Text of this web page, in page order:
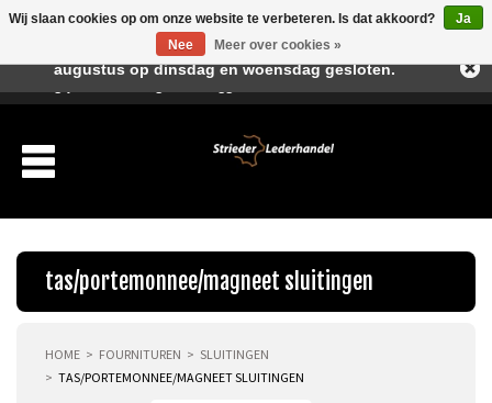
tas/portemonnee/magneet sluitingen
HOME FOURNITUREN
SLUITINGEN
TAS/PORTEMONNEE/MAGNEET SLUITINGEN
Wij slaan cookies op om onze website te verbeteren. Is dat akkoord?
Ja
Nee
Meer over cookies »
Beste klant, I.v.m. de vakantieperiode zijn wij in juli en
augustus op dinsdag en woensdag gesloten.